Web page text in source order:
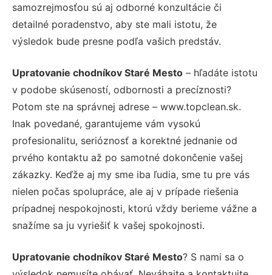
samozrejmosťou sú aj odborné konzultácie či
detailné poradenstvo, aby ste mali istotu, že
výsledok bude presne podľa vašich predstáv.
Upratovanie chodníkov Staré Mesto – hľadáte istotu
v podobe skúseností, odbornosti a precíznosti?
Potom ste na správnej adrese – www.topclean.sk.
Inak povedané, garantujeme vám vysokú
profesionalitu, serióznosť a korektné jednanie od
prvého kontaktu až po samotné dokončenie vašej
zákazky. Keďže aj my sme iba ľudia, sme tu pre vás
nielen počas spolupráce, ale aj v prípade riešenia
prípadnej nespokojnosti, ktorú vždy berieme vážne a
snažíme sa ju vyriešiť k vašej spokojnosti.
Upratovanie chodníkov Staré Mesto? S nami sa o